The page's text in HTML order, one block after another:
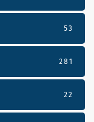
53
281
22